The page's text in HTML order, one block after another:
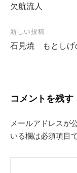
稿
ナ
ビ
ゲ
ョ
欠航流人
新しい投稿
石見焼 もとしげ
コメントを残す
メールアドレスが
いる欄は必須項目